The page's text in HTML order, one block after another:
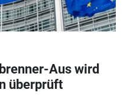
Aus wird
überprüft